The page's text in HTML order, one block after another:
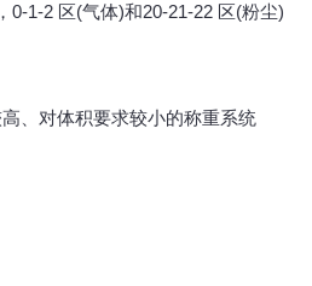
0-1-2 区(气体)和20-21-22 区(粉尘)
、对体积要求较小的称重系统